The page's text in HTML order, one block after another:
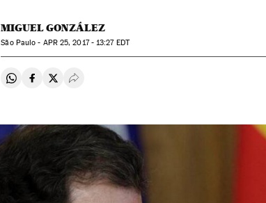
MIGUEL GONZÁLEZ
São Paulo - APR25, 2017 - 13:27EDT
Compartir en Whatsapp
Compartir en Facebook
Compartir en Twitter
Desplegar Redes Sociales